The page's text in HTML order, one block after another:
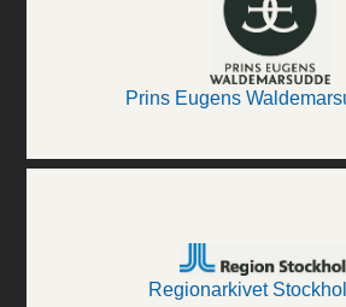
Prins Eugens
Regionarkivet